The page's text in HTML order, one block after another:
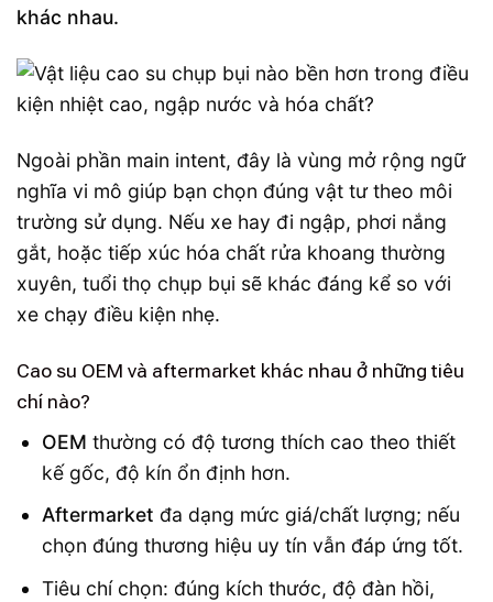
khác nhau.
Ngoài phần main intent, đây là vùng mở rộng ngữ
nghĩa vi mô giúp bạn chọn đúng vật tư theo môi
trường sử dụng. Nếu xe hay đi ngập, phơi nắng
gắt, hoặc tiếp xúc hóa chất rửa khoang thường
xuyên, tuổi thọ chụp bụi sẽ khác đáng kể so với
xe chạy điều kiện nhẹ.
Cao su OEM và aftermarket khác nhau ở những tiêu
chí nào?
OEM thường có độ tương thích cao theo thiết
kế gốc, độ kín ổn định hơn.
Aftermarket đa dạng mức giá/chất lượng; nếu
chọn đúng thương hiệu uy tín vẫn đáp ứng tốt.
Tiêu chí chọn: đúng kích thước, độ đàn hồi,